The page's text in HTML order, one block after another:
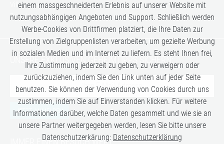
Villen
Zugreisen
UNSERE EXKLUSIVEN GEHEIMTIPPS SICHERN:
JETZT ANMELDEN
IMMER EINEN BESUCH WERT:
einem massgeschneiderten Erlebnis auf unserer Website mit
nutzungsabhängigen Angeboten und Support. Schließlich werden
Werbe-Cookies von Drittfirmen platziert, die Ihre Daten zur
Erstellung von Zielgruppenlisten verarbeiten, um gezielte Werbung
in sozialen Medien und im Internet zu liefern. Es steht Ihnen frei,
Ihre Zustimmung jederzeit zu geben, zu verweigern oder
zurückzuziehen, indem Sie den Link unten auf jeder Seite
benutzen. Sie können der Verwendung von Cookies durch uns
zustimmen, indem Sie auf Einverstanden klicken. Für weitere
Informationen darüber, welche Daten gesammelt und wie sie an
unsere Partner weitergegeben werden, lesen Sie bitte unsere
Datenschutzerkärung: Datenschutzerklärung